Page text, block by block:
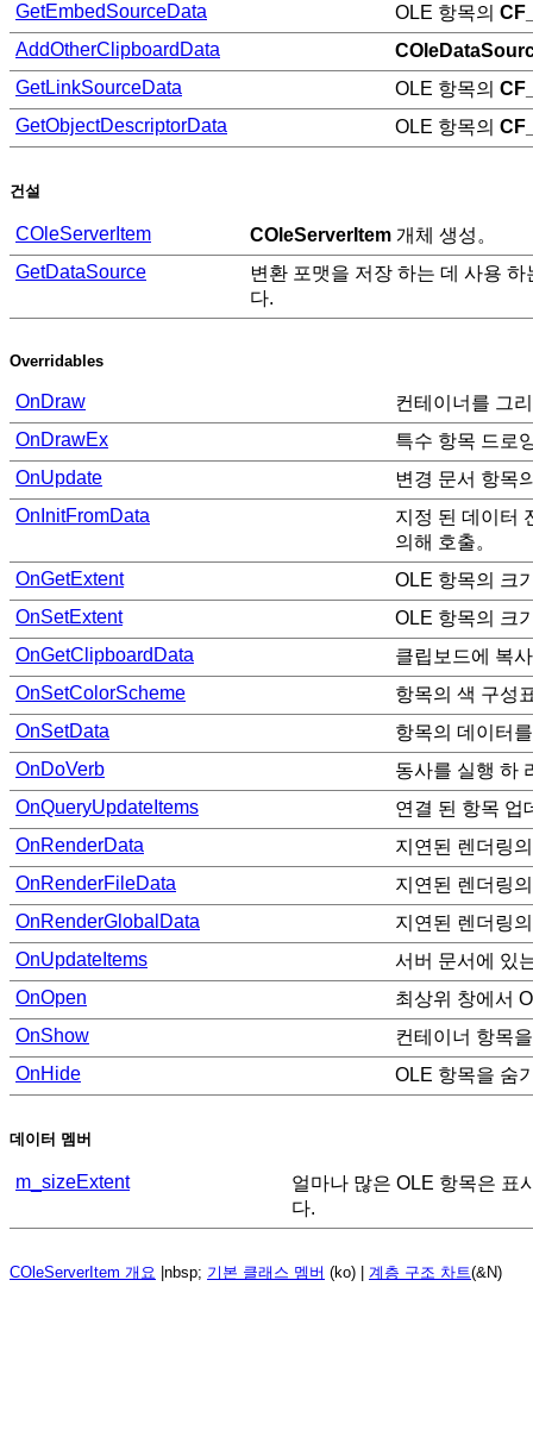
GetEmbedSourceData
OLE 항목의
AddOtherClipboardData
GetLinkSourceData
OLE 항목의
GetObjectDescriptorData
OLE 항목의
건설
COleServerItem COleServerItem 개체 생성。
GetDataSource
변환 포맷을 저장 하는 데 사용
다.
Overridables
OnDraw
컨테이너를 그
OnDrawEx
특수 항목 드로
OnUpdate
변경 문서 항목
OnInitFromData
지정 된 데이터
의해 호출。
OnGetExtent
OLE 항목의 크
OnSetExtent
OLE 항목의 크
OnGetClipboardData
클립보드에 복
OnSetColorScheme
항목의 색 구성
OnSetData
항목의 데이터
OnDoVerb
동사를 실행 하
OnQueryUpdateItems
연결 된 항목 업
OnRenderData
지연된 렌더링
OnRenderFileData
지연된 렌더링
OnRenderGlobalData
지연된 렌더링
OnUpdateItems
서버 문서에 있
OnOpen
최상위 창에서
OnShow
컨테이너 항목
OnHide
OLE 항목을 숨
데이터 멤버
m_sizeExtent
얼마나 많은 OLE 항목은 표
다.
COleServerItem 개요 |nbsp; 기본 클래스 멤버 (ko) | 계층 구조 차트(&N)